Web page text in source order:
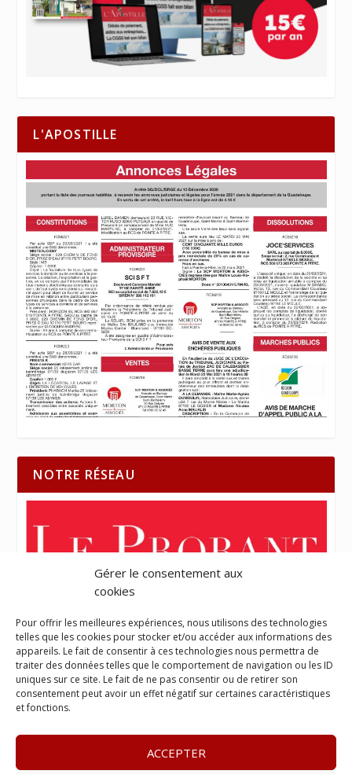
Gérer le consentement aux
cookies
Pour offrir les meilleures expériences, nous utilisons des technologies
telles que les cookies pour stocker et/ou accéder aux informations des
appareils. Le fait de consentir à ces technologies nous permettra de
traiter des données telles que le comportement de navigation ou les ID
uniques sur ce site. Le fait de ne pas consentir ou de retirer son
consentement peut avoir un effet négatif sur certaines caractéristiques
et fonctions.
ACCEPTER
L'APOSTILLE
NOTRE RÉSEAU